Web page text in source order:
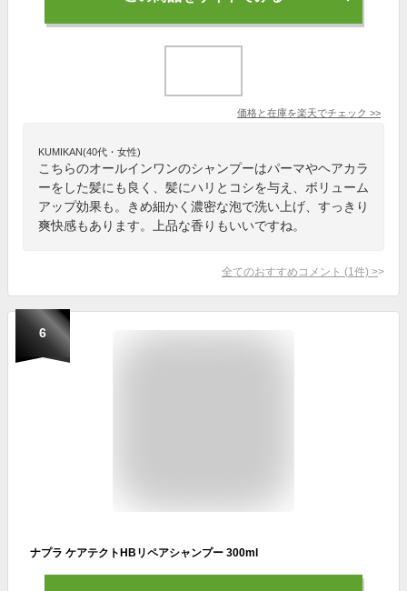
価格と在庫を楽天でチェック >>
KUMIKAN(40代・女性)
こちらのオールインワンのシャンプーはパーマやヘアカラ
ーをした髪にも良く、髪にハリとコシを与え、ボリューム
アップ効果も。きめ細かく濃密な泡で洗い上げ、すっきり
爽快感もあります。上品な香りもいいですね。
全てのおすすめコメント (1 件) >
6
ナプラ ケアテクトHBリペアシャンプー 300ml